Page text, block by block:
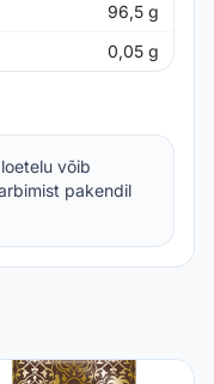
96,5 g
0,05 g
võib
pakendil